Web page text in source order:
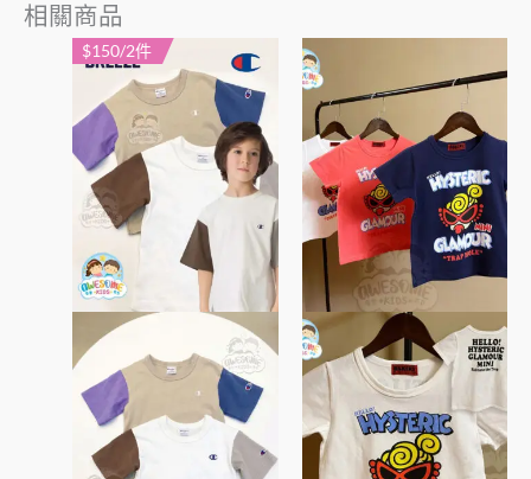
相關商品
$150/2件
此
產
有
多
種
款
式。
在
產
品
頁
面
選
產
品
有
多
種
款
式。
在
產
品
頁
面
選